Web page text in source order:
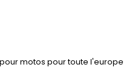
pour motos pour toute l'europe